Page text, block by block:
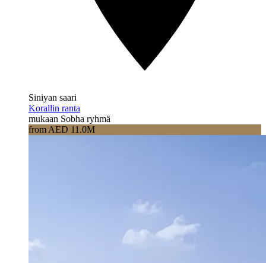
Siniyan saari
Korallin ranta
mukaan Sobha ryhmä
from AED 11.0M